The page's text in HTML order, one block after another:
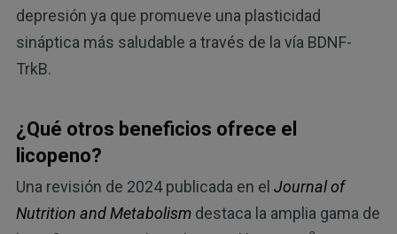
depresión ya que promueve una plasticidad
sináptica más saludable a través de la vía BDNF-
TrkB.
¿Qué otros beneficios ofrece el
licopeno?
Una revisión de 2024 publicada en el Journal of
Nutrition and Metabolism destaca la amplia gama de